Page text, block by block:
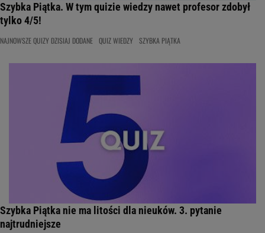
Szybka Piątka. W tym quizie wiedzy nawet profesor zdobył
tylko 4/5!
NAJNOWSZE QUIZY DZISIAJ DODANE QUIZ WIEDZY SZYBKA PIĄTKA
Szybka Piątka nie ma litości dla nieuków. 3. pytanie
najtrudniejsze